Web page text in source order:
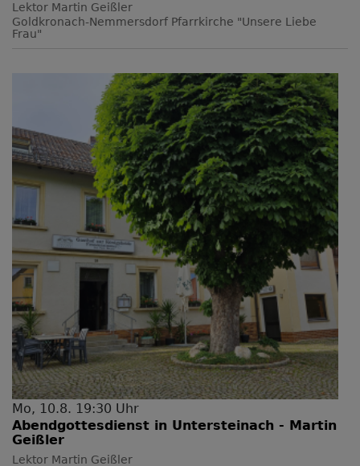
Lektor Martin Geißler
Goldkronach-Nemmersdorf Pfarrkirche "Unsere Liebe
Frau"
Mo, 10.8. 19:30 Uhr
Abendgottesdienst in Untersteinach - Martin
Geißler
Lektor Martin Geißler